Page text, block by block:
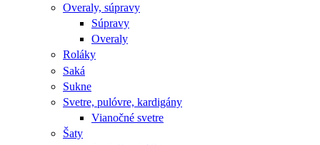
Overaly, súpravy
Súpravy
Overaly
Roláky
Saká
Sukne
Svetre, pulóvre, kardigány
Vianočné svetre
Šaty